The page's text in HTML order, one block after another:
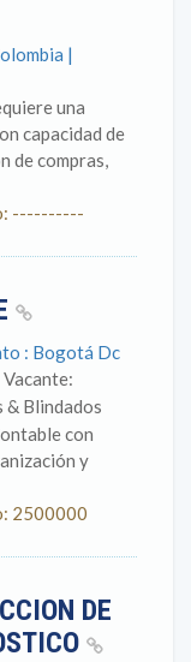
|
una
capacidad de
de compras,
----------
: Bogotá Dc
Vacante:
& Blindados
con
y
2500000
DE